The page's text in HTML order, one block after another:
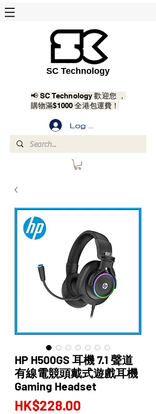
SC Technology
📢 SC Technology 歡迎您 ，
購物滿$1000 全港包運費！
Log In
HP H500GS 耳機 7.1 聲道
有線電競頭戴式遊戲耳機
Gaming Headset
HK$228.00